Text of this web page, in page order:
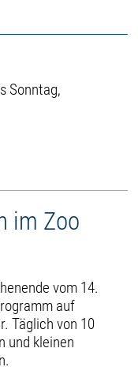
Sonntag,
im Zoo
vom 14.
auf
Täglich von 10
und kleinen